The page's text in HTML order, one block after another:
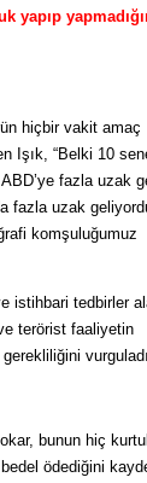
yapıp
hiçbir vakit amaç
Işık, “Belki 10
fazla uzak
fazla uzak
komşuluğumuz
istihbari tedbirler
terörist faaliyetin
bunun hiç
ödediğini